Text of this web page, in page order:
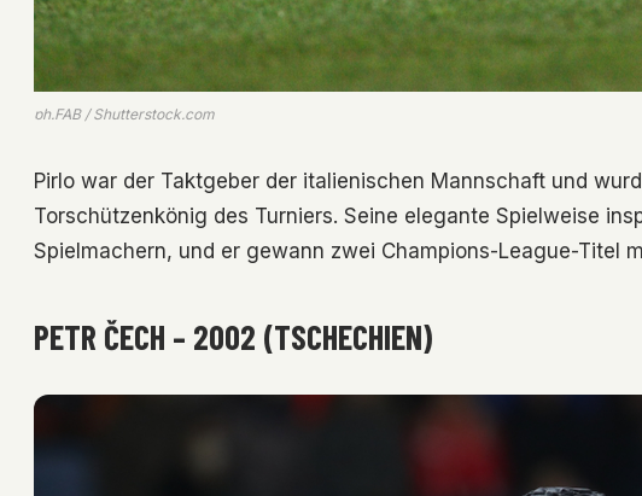
ph.FAB / Shutterstock.com
Pirlo war der Taktgeber der italienischen Mannschaft und
Torschützenkönig des Turniers. Seine elegante Spielweise
Spielmachern, und er gewann zwei Champions-League-Titel
PETR ČECH – 2002 (TSCHECHIEN)